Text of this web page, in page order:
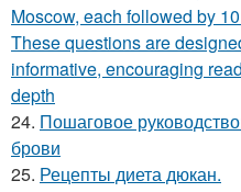
Moscow, each followed by
These questions are
informative, encouraging
depth
24. Пошаговое
брови
25. Рецепты диета дюкан.